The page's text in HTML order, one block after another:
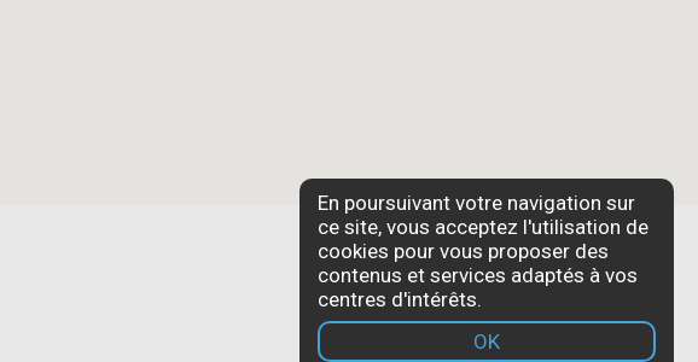
En poursuivant votre navigation sur
ce site, vous acceptez l'utilisation de
cookies pour vous proposer des
contenus et services adaptés à vos
centres d'intérêts.
OK